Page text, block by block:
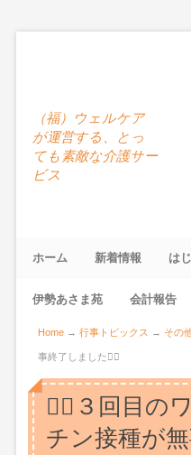
（福）ウェルケア
が運営する、とっ
ても素敵な介護サー
ビス
ホーム 新着情報 は
伊勢あさま苑 会計報告
Home →行事トピックス → その
事終了しました👩‍⚕️
👨‍⚕️３回目の
チン接種が